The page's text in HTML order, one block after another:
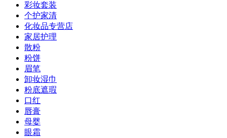
彩妆套装
个护家清
化妆品专营店
家居护理
散粉
粉饼
眉笔
卸妆湿巾
粉底遮瑕
口红
唇膏
母婴
眼霜